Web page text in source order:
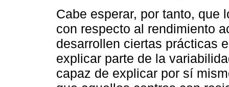
Cabe esperar, por tanto, que
con respecto al rendimiento
desarrollen ciertas prácticas
explicar parte de la
capaz de explicar por sí